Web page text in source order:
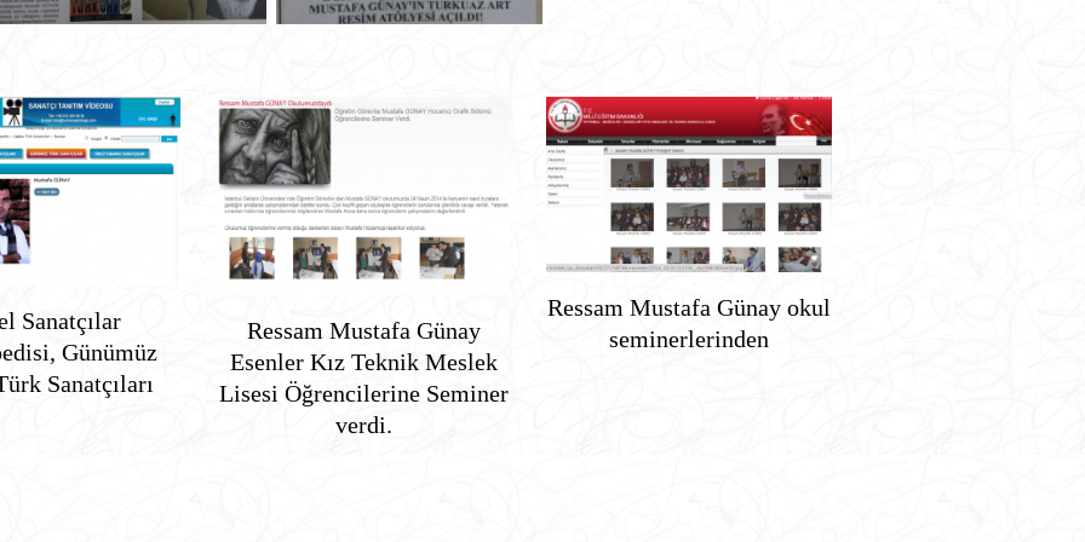
Sanatçılar
Günümüz
Sanatçıları
Ressam Mustafa Günay
Esenler Kız Teknik Meslek
Lisesi Öğrencilerine Seminer
verdi.
Ressam Mustafa Günay okul
seminerlerinden